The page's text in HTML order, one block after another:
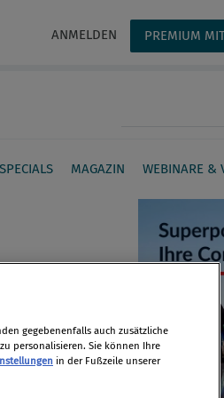
ANMELDEN PREMIUM
MAGAZIN WEBINARE &
gegebenenfalls auch zusätzliche
personalisieren. Sie können Ihre
in der Fußzeile unserer